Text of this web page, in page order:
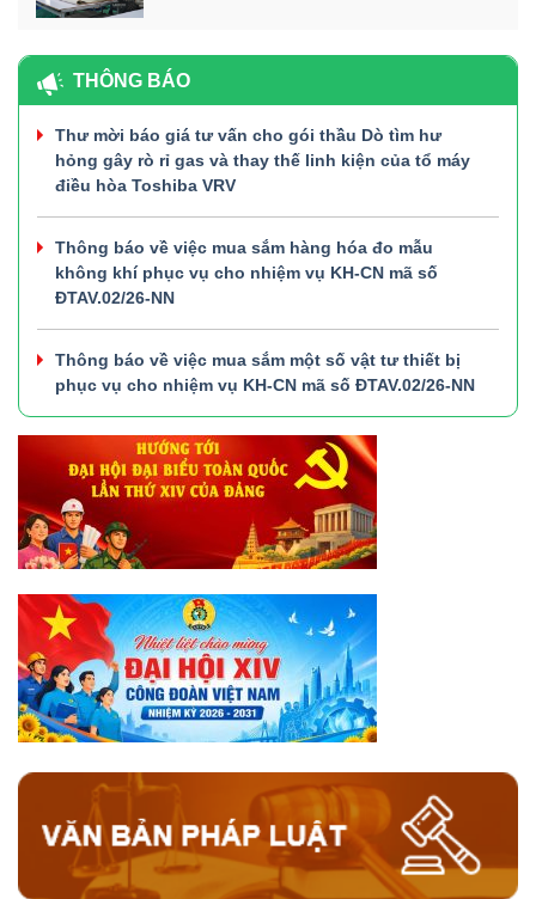
THÔNG BÁO
Thư mời báo giá tư vấn cho gói thầu Dò tìm hư
hỏng gây rò rỉ gas và thay thế linh kiện của tổ máy
điều hòa Toshiba VRV
Thông báo về việc mua sắm hàng hóa đo mẫu
không khí phục vụ cho nhiệm vụ KH-CN mã số
ĐTAV.02/26-NN
Thông báo về việc mua sắm một số vật tư thiết bị
phục vụ cho nhiệm vụ KH-CN mã số ĐTAV.02/26-NN